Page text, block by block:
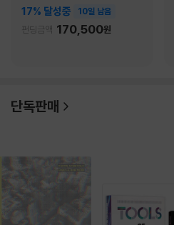
17% 달성중 10일 남음
펀딩금액 170,500원
단독판매